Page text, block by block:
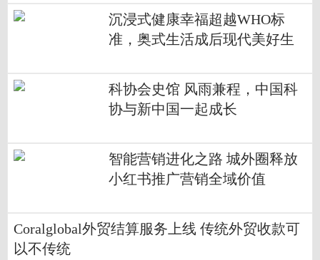
沉浸式健康幸福超越WHO标
准，奥式生活成后现代美好生
科协会史馆 风雨兼程，中国科
协与新中国一起成长
智能营销进化之路 城外圈释放
小红书推广营销全域价值
Coralglobal外贸结算服务上线 传统外贸收款可
以不传统